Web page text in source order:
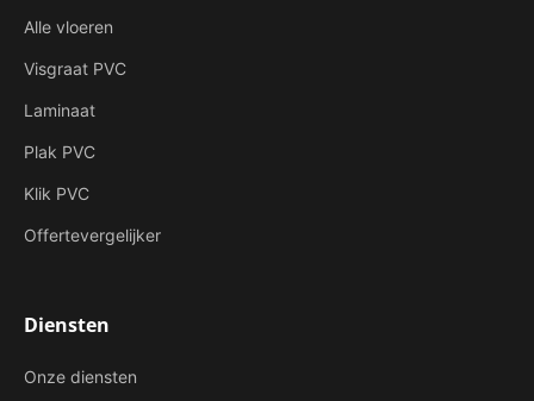
Alle vloeren
Visgraat PVC
Laminaat
Plak PVC
Klik PVC
Offertevergelijker
Diensten
Onze diensten